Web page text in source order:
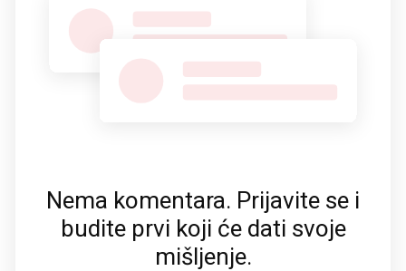
Nema komentara. Prijavite se i
budite prvi koji će dati svoje
mišljenje.